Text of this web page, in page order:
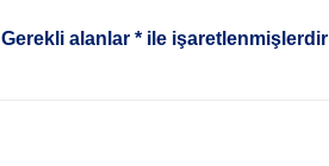
Gerekli alanlar * ile işaretlenmişlerdir